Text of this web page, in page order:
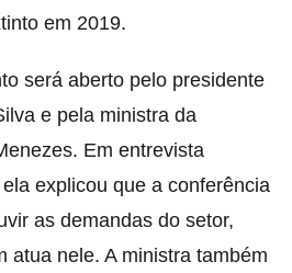
em 2019.
será aberto pelo presidente
e pela ministra da
Em entrevista
explicou que a conferência
as demandas do setor,
atua nele. A ministra também